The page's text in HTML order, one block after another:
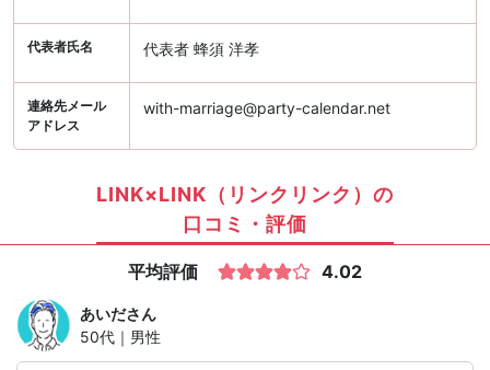
代表者氏名 代表者 蜂須 洋孝
連絡先メール
アドレス
with-marriage@party-calendar.net
LINK×LINK（リンクリンク）の
口コミ・評価
平均評価 4.02
あいださん
50代｜男性